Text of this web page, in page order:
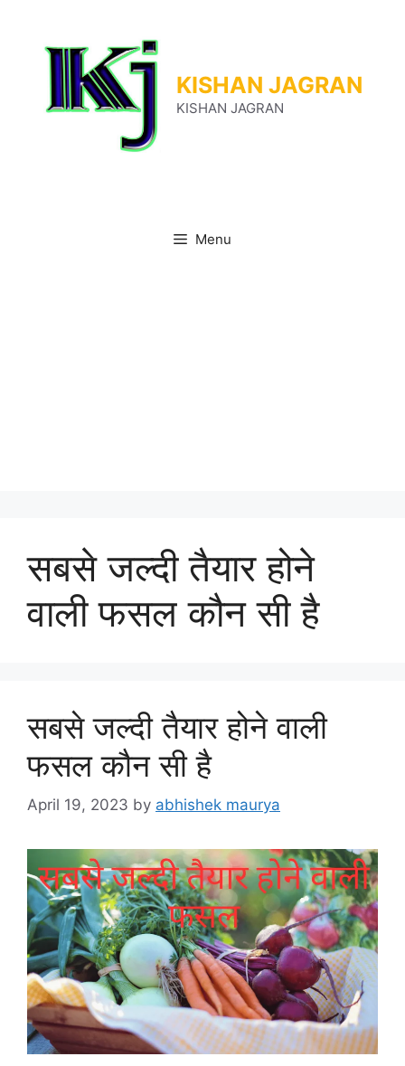
content
KISHAN JAGRAN
KISHAN JAGRAN
Menu
सबसे जल्दी तैयार होने
वाली फसल कौन सी है
सबसे जल्दी तैयार होने वाली
फसल कौन सी है
April 19, 2023 by abhishek maurya